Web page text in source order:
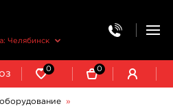
Челябинск
0 0
»